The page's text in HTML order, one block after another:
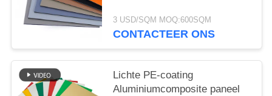
3 USD/SQM MOQ:600SQM
CONTACTEER ONS
Lichte PE-coating
Aluminiumcomposite paneel